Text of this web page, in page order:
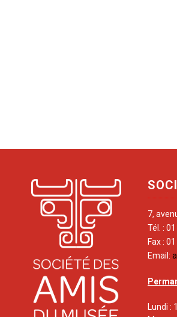
7,
Tél. :
Fax :
Email:
Lundi :